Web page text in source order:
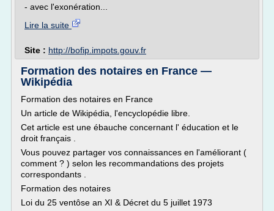
- avec l'exonération...
Lire la suite
Site : http://bofip.impots.gouv.fr
Formation des notaires en France —
Wikipédia
Formation des notaires en France
Un article de Wikipédia, l'encyclopédie libre.
Cet article est une ébauche concernant l' éducation et le
droit français .
Vous pouvez partager vos connaissances en l'améliorant (
comment ? ) selon les recommandations des projets
correspondants .
Formation des notaires
Loi du 25 ventôse an XI & Décret du 5 juillet 1973